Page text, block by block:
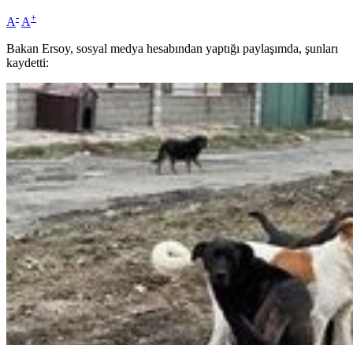
A- A+
Bakan Ersoy, sosyal medya hesabından yaptığı paylaşımda, şunları
kaydetti: